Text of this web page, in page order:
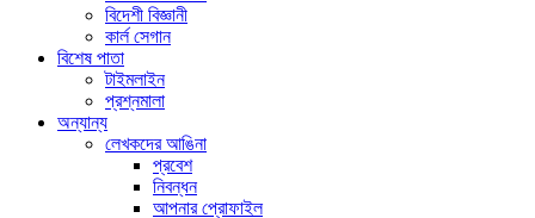
বিদেশী বিজ্ঞানী
কার্ল সেগান
বিশেষ পাতা
টাইমলাইন
প্রশ্নমালা
অন্যান্য
লেখকদের আঙিনা
প্রবেশ
নিবন্ধন
আপনার প্রোফাইল